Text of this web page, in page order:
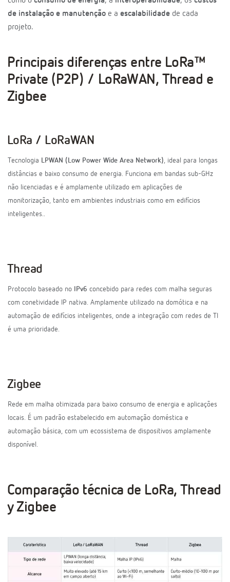
de instalação e manutenção e a escalabilidade de cada
projeto.
Principais diferenças entre LoRa™
Private (P2P) / LoRaWAN, Thread e
Zigbee
LoRa / LoRaWAN
Tecnologia LPWAN (Low Power Wide Area Network), ideal para longas
distâncias e baixo consumo de energia. Funciona em bandas sub-GHz
não licenciadas e é amplamente utilizado em aplicações de
monitorização, tanto em ambientes industriais como em edifícios
inteligentes..
Thread
Protocolo baseado no IPv6 concebido para redes com malha seguras
com conetividade IP nativa. Amplamente utilizado na domótica e na
automação de edifícios inteligentes, onde a integração com redes de TI
é uma prioridade.
Zigbee
Rede em malha otimizada para baixo consumo de energia e aplicações
locais. É um padrão estabelecido em automação doméstica e
automação básica, com um ecossistema de dispositivos amplamente
disponível.
Comparação técnica de LoRa, Thread
y Zigbee